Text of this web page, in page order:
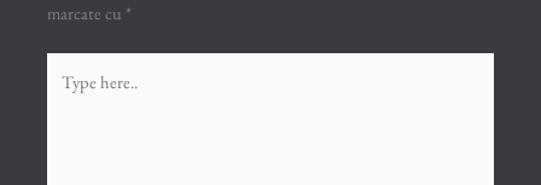
marcate cu *
here..